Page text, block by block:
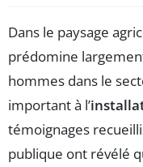
Dans le paysage
prédomine
hommes dans le
important à l’
témoignages
publique ont révélé